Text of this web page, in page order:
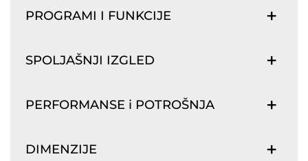
PROGRAMI I FUNKCIJE
SPOLJAŠNJI IZGLED
PERFORMANSE i POTROŠNJA
DIMENZIJE